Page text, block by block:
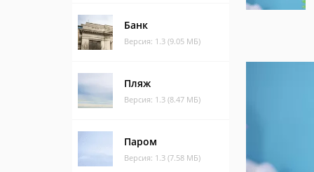
Банк
Версия: 1.3 (9.05 МБ)
Пляж
Версия: 1.3 (8.47 МБ)
Паром
Версия: 1.3 (7.58 МБ)